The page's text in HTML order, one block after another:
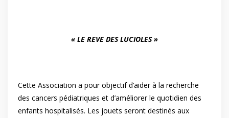
« LE REVE DES LUCIOLES »
Cette Association a pour objectif d’aider à la recherche
des cancers pédiatriques et d’améliorer le quotidien des
enfants hospitalisés. Les jouets seront destinés aux